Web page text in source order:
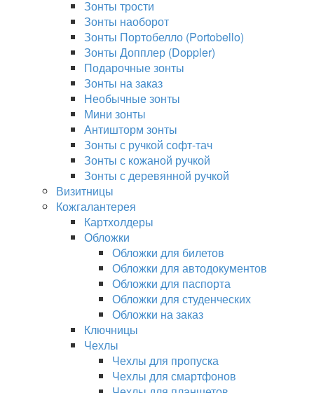
Зонты трости
Зонты наоборот
Зонты Портобелло (Portobello)
Зонты Допплер (Doppler)
Подарочные зонты
Зонты на заказ
Необычные зонты
Мини зонты
Антишторм зонты
Зонты с ручкой софт-тач
Зонты с кожаной ручкой
Зонты с деревянной ручкой
Визитницы
Кожгалантерея
Картхолдеры
Обложки
Обложки для билетов
Обложки для автодокументов
Обложки для паспорта
Обложки для студенческих
Обложки на заказ
Ключницы
Чехлы
Чехлы для пропуска
Чехлы для смартфонов